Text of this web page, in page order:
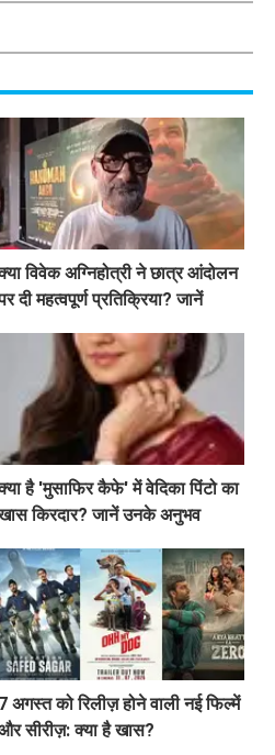
विवेक अग्निहोत्री ने छात्र आंदोलन
दी महत्वपूर्ण प्रतिक्रिया? जानें
है 'मुसाफिर कैफे' में वेदिका पिंटो का
किरदार? जानें उनके अनुभव
7 अगस्त को रिलीज़ होने वाली नई फिल्में
सीरीज़: क्या है खास?